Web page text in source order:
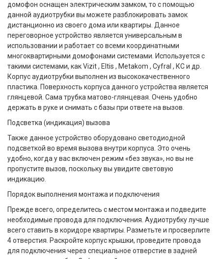
домофон оснащен электрическим замком, то с помощью
данной аудиотрубки вы можете разблокировать замок
дистанционно из своего дома или квартиры. Данное
переговорное устройство является универсальным в
использовании и работает со всеми координатными
многоквартирными домофонами системами. Используется с
такими системами, как Vizit , Eltis , Metakom , Cyfral , КС и др.
Корпус аудиотрубки выполнен из высококачественного
пластика. Поверхность корпуса данного устройства является
глянцевой. Сама трубка матово-глянцевая. Очень удобно
держать в руке и снимать с базы при ответе на вызов.
Подсветка (индикация) вызова
Также данное устройство оборудовано светодиодной
подсветкой во время вызова внутри корпуса. Это очень
удобно, когда у вас включен режим «без звука», но вы не
пропустите вызов, поскольку вы увидите световую
индикацию.
Порядок выполнения монтажа и подключения
Прежде всего, определитесь с местом монтажа и подведите
необходимые провода для подключения. Аудиотрубку лучше
всего ставить в коридоре квартиры. Разметьте и просверлите
4 отверстия. Раскройте корпус крышки, проведите провода
для подключения через специальное отверстие в задней